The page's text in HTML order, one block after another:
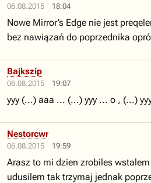
06.08.2015 18:04
Nowe Mirror’s Edge nie jest
bez nawiązań do poprzednika
06.08.2015 19:07
Bajkszip
yyy (...) aaa ... (...) yyy ... o , (...)
06.08.2015 19:59
Nestorcwr
Arasz to mi dzien zrobiles
udusilem tak trzymaj jednak